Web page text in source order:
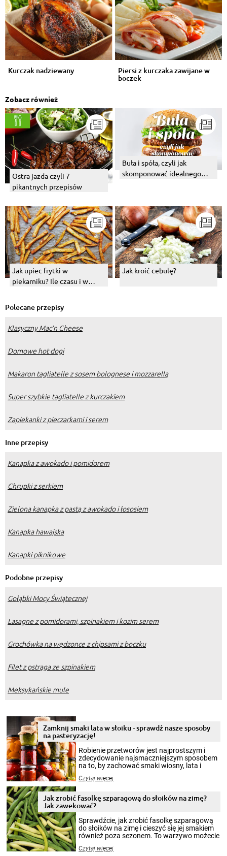
Kurczak nadziewany Piersi z kurczaka zawijane w
boczek
Zobacz również
Ostra jazda czyli 7
pikantnych przepisów
Buła i spóła, czyli jak
skomponować idealnego
Jak upiec frytki w
piekarniku? Ile czasu i w
Jak kroić cebulę?
Polecane przepisy
Klasyczny Mac’n Cheese
Domowe hot dogi
Makaron tagliatelle z sosem bolognese i mozzarellą
Super szybkie tagliatelle z kurczakiem
Zapiekanki z pieczarkami i serem
Inne przepisy
Kanapka z awokado i pomidorem
Chrupki z serkiem
Zielona kanapka z pastą z awokado i łososiem
Kanapka hawajska
Kanapki piknikowe
Podobne przepisy
Gołąbki Mocy Świątecznej
Lasagne z pomidorami, szpinakiem i kozim serem
Grochówka na wędzonce z chipsami z boczku
Filet z pstrąga ze szpinakiem
Meksykańskie mule
Zamknij smaki lata w słoiku - sprawdź nasze sposoby
na pasteryzację!
Robienie przetworów jest najprostszym i
zdecydowanie najsmaczniejszym sposobem
na to, by zachować smaki wiosny, lata i
krajobrazów, by cieszyć nimi oko w sezonie
pełni poczuć atmosferę cieplejszych
miesięcy. Przygotowanie słoików ze
patenty, które pozwolą zachować świeżość
przetworów.
Czytaj więcej
Jak zrobić fasolkę szparagową do słoików na zimę?
Jak zawekować?
Sprawdźcie, jak zrobić fasolkę szparagową
do słoików na zimę i cieszyć się jej smakiem
również poza sezonem. To warzywo możecie
nasze propozycje!
Czytaj więcej